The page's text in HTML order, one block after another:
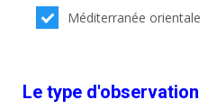
Méditerranée orientale
Le type d'observation